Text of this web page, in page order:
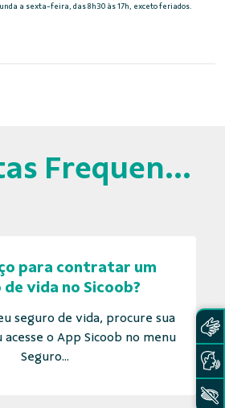
a sexta-feira, das 8h30 às 17h, exceto feriados.
Perguntas Frequentes
para contratar um
vida no Sicoob?
seguro de vida, procure sua
o App Sicoob no menu
Seguro...